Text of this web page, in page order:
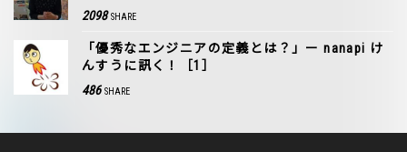
2098 SHARE
「優秀なエンジニアの定義とは？」ー nanapi け
んすうに訊く！［1］
486 SHARE